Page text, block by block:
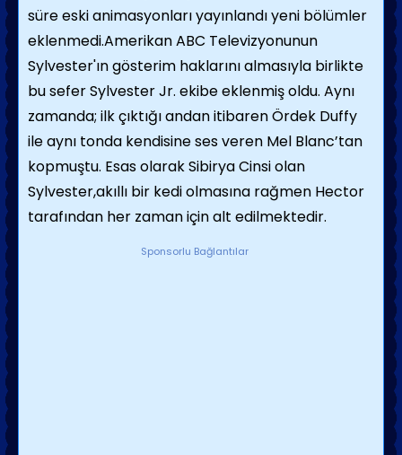
süre eski animasyonları yayınlandı yeni bölümler
eklenmedi.Amerikan ABC Televizyonunun
Sylvester'ın gösterim haklarını almasıyla birlikte
bu sefer Sylvester Jr. ekibe eklenmiş oldu. Aynı
zamanda; ilk çıktığı andan itibaren Ördek Duffy
ile aynı tonda kendisine ses veren Mel Blanc’tan
kopmuştu. Esas olarak Sibirya Cinsi olan
Sylvester,akıllı bir kedi olmasına rağmen Hector
tarafından her zaman için alt edilmektedir.
Sponsorlu Bağlantılar